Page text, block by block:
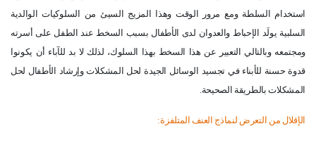
استخدام السلطة ومع مرور الوقت وهذا المزيج السيئ من السلوكيات الوالدية
السلبية يولَد الإحباط والعدوان لدى الأطفال بسبب السخط عند الطفل على أسرته
ومجتمعه وبالتالي التعبير عن هذا السخط بهذا السلوك، لذلك لا بد للآباء أن يكونوا
قدوة حسنة للأبناء في تجسيد الوسائل الجيدة لحل المشكلات وإرشاد الأطفال لحل
المشكلات بالطريقة الصحيحة.
الإقلال من التعرض لنماذج العنف المتلفزة: